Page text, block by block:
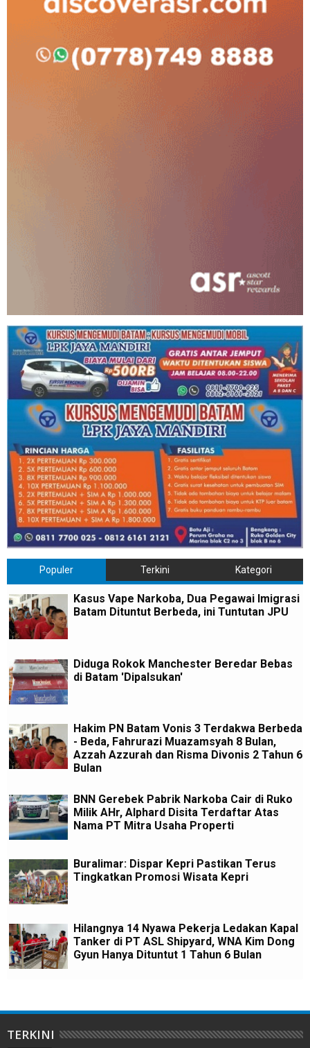
Populer Terkini Kategori
Kasus Vape Narkoba, Dua Pegawai Imigrasi
Batam Dituntut Berbeda, ini Tuntutan JPU
Diduga Rokok Manchester Beredar Bebas
di Batam 'Dipalsukan'
Hakim PN Batam Vonis 3 Terdakwa Berbeda
- Beda, Fahrurazi Muazamsyah 8 Bulan,
Azzah Azzurah dan Risma Divonis 2 Tahun 6
Bulan
BNN Gerebek Pabrik Narkoba Cair di Ruko
Milik AHr, Alphard Disita Terdaftar Atas
Nama PT Mitra Usaha Properti
Buralimar: Dispar Kepri Pastikan Terus
Tingkatkan Promosi Wisata Kepri
Hilangnya 14 Nyawa Pekerja Ledakan Kapal
Tanker di PT ASL Shipyard, WNA Kim Dong
Gyun Hanya Dituntut 1 Tahun 6 Bulan
TERKINI